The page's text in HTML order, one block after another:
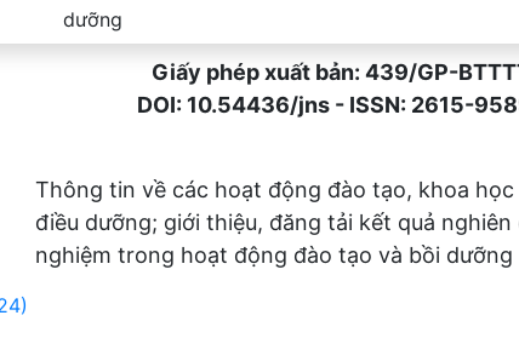
dưỡng
Giấy phép xuất bản: 439/GP-BTTTT
DOI: 10.54436/jns - ISSN: 2615-9589
Thông tin về các hoạt động đào tạo, khoa
điều dưỡng; giới thiệu, đăng tải kết quả
nghiệm trong hoạt động đào tạo và bồi